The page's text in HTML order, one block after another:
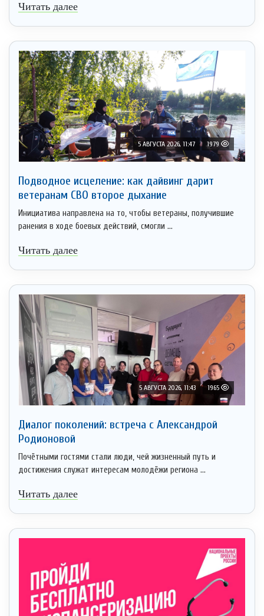
Читать далее
5 АВГУСТА 2026, 11:47 1979
Подводное исцеление: как дайвинг дарит
ветеранам СВО второе дыхание
Инициатива направлена на то, чтобы ветераны, получившие
ранения в ходе боевых действий, смогли ...
Читать далее
5 АВГУСТА 2026, 11:43 1965
Диалог поколений: встреча с Александрой
Родионовой
Почётными гостями стали люди, чей жизненный путь и
достижения служат интересам молодёжи региона ...
Читать далее